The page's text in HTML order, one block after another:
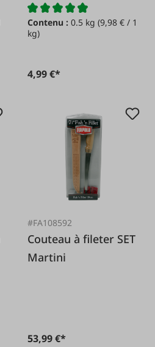
genièvre 500 g.
Contenu :0.5 kg(9,98 € / 1
kg)
4,99 €*
#FA108592
Couteau à fileter SET
Martini
53,99 €*